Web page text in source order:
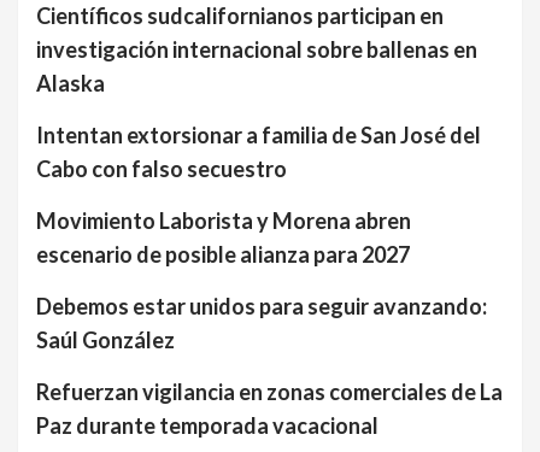
Científicos sudcalifornianos participan en
investigación internacional sobre ballenas en
Alaska
Intentan extorsionar a familia de San José del
Cabo con falso secuestro
Movimiento Laborista y Morena abren
escenario de posible alianza para 2027
Debemos estar unidos para seguir avanzando:
Saúl González
Refuerzan vigilancia en zonas comerciales de La
Paz durante temporada vacacional